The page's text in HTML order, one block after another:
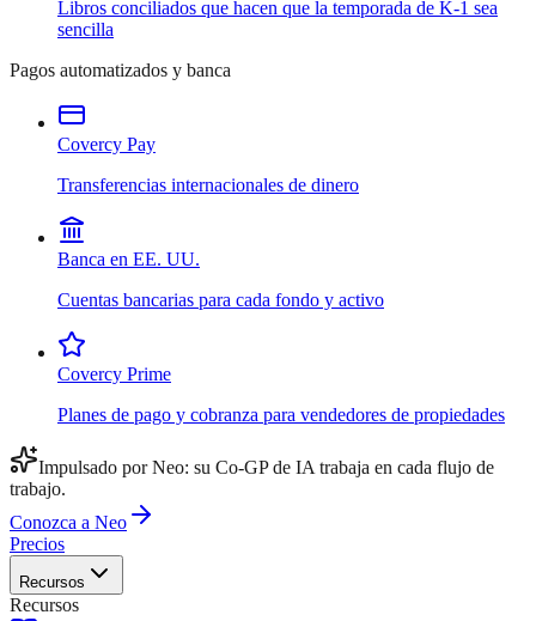
Libros conciliados que hacen que la temporada de K-1 sea
sencilla
Pagos automatizados y banca
Covercy Pay
Transferencias internacionales de dinero
Banca en EE. UU.
Cuentas bancarias para cada fondo y activo
Covercy Prime
Planes de pago y cobranza para vendedores de propiedades
Impulsado por Neo: su Co-GP de IA trabaja en cada flujo de
trabajo.
Conozca a Neo
Precios
Recursos
Recursos